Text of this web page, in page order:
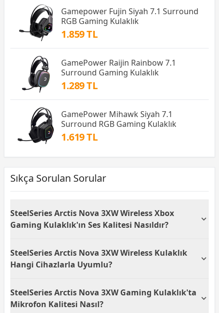
Gamepower Fujin Siyah 7.1 Surround
RGB Gaming Kulaklık
1.859 TL
GamePower Raijin Rainbow 7.1
Surround Gaming Kulaklık
1.289 TL
GamePower Mihawk Siyah 7.1
Surround RGB Gaming Kulaklık
1.619 TL
Sıkça Sorulan Sorular
SteelSeries Arctis Nova 3XW Wireless Xbox
Gaming Kulaklık'ın Ses Kalitesi Nasıldır?
yanıtı ile geniş bir ses aralığı sunar. Kulaklık, 7.1
Surround ses özelliği sayesinde oyunlarda
SteelSeries Arctis Nova 3XW Wireless Kulaklık
Hangi Cihazlarla Uyumlu?
uyumlu tüm cihazlarla kullanılabilir. Bu özellik
sayesinde Xbox başta olmak üzere diğer Bluetooth
SteelSeries Arctis Nova 3XW Gaming Kulaklık'ta
Mikrofon Kalitesi Nasıl?